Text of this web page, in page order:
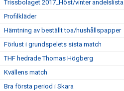
Trissbolaget 2017_Höst/vinter andelslista
Profilkläder
Hämtning av beställt toa/hushållspapper
Förlust i grundspelets sista match
THF hedrade Thomas Högberg
Kvällens match
Bra första period i Skara